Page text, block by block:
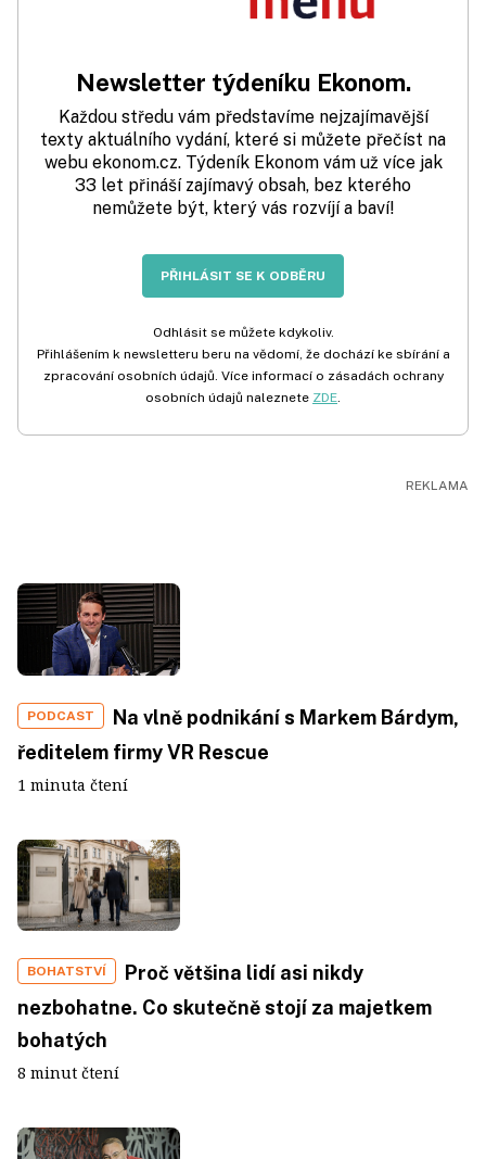
Newsletter týdeníku Ekonom.
Každou středu vám představíme nejzajímavější
texty aktuálního vydání, které si můžete přečíst na
webu ekonom.cz. Týdeník Ekonom vám už více jak
33 let přináší zajímavý obsah, bez kterého
nemůžete být, který vás rozvíjí a baví!
PŘIHLÁSIT SE K ODBĚRU
Odhlásit se můžete kdykoliv.
Přihlášením k newsletteru beru na vědomí, že dochází ke sbírání a
zpracování osobních údajů. Více informací o zásadách ochrany
osobních údajů naleznete ZDE.
PODCAST
Na vlně podnikání s Markem Bárdym,
ředitelem firmy VR Rescue
1 minuta čtení
BOHATSTVÍ
Proč většina lidí asi nikdy
nezbohatne. Co skutečně stojí za majetkem
bohatých
8 minut čtení